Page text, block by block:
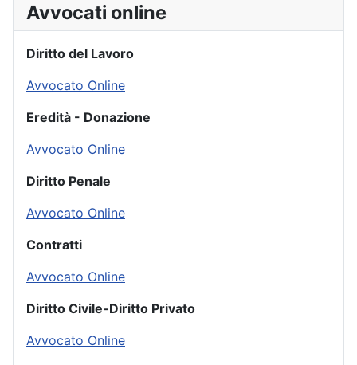
Avvocati online
Diritto del Lavoro
Avvocato Online
Eredità - Donazione
Avvocato Online
Diritto Penale
Avvocato Online
Contratti
Avvocato Online
Diritto Civile-Diritto Privato
Avvocato Online